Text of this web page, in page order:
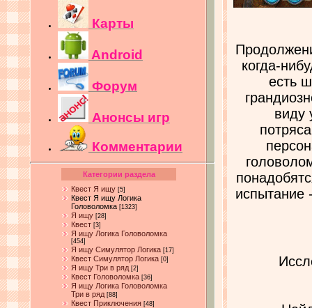
Карты
Android
Форум
Анонсы игр
Комментарии
Категории раздела
Квест Я ищу [5]
Квест Я ищу Логика
Головоломка [1323]
Я ищу [28]
Квест [3]
Я ищу Логика Головоломка
[454]
Я ищу Симулятор Логика [17]
Квест Симулятор Логика [0]
Я ищу Три в ряд [2]
Квест Головоломка [36]
Я ищу Логика Головоломка
Три в ряд [88]
Квест Приключения [48]
когда-
есть
виду
испытание